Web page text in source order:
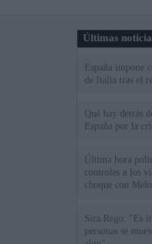
Últimas
España impone
de Italia tras el
Qué hay detrás
España por la
Última hora
controles a los
choque con
Sira Rego: "Es
personas se